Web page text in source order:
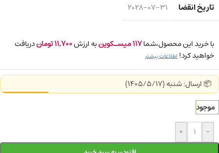
تاریخ انقضا 2028-07-31
با خرید این محصول،شما117میسـکوینبه ارزش11,700توماندریافت
خواهید کرد! اطلاعات بیشتر
📦 ارسال: شنبه (1405/5/17)
موجود
-
+